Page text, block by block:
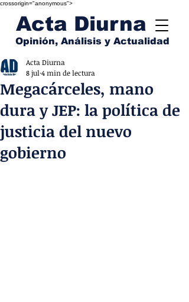
crossorigin="anonymous">
Acta Diurna
Opinión, Análisis y Actualidad
Megacárceles, mano
dura y JEP: la política de
justicia del nuevo
gobierno
Acta Diurna
8 jul 4 min de lectura